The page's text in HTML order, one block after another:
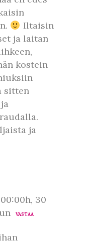
Iltaisin
ja laitan
kostein
sitten
ja
30
VASTAA